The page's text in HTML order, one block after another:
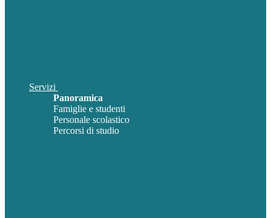
Servizi
Panoramica
Famiglie e studenti
Personale scolastico
Percorsi di studio